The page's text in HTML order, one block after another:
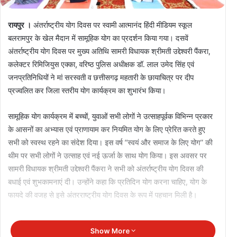
रायपुर । अंतर्राष्ट्रीय योग दिवस पर स्वामी आत्मानंद हिंदी मीडियम स्कूल
बलरामपुर के खेल मैदान में सामूहिक योग का प्रदर्शन किया गया। दसवें
अंतर्राष्ट्रीय योग दिवस पर मुख्य अतिथि सामरी विधायक श्रीमती उद्देश्वरी पैंकरा,
कलेक्टर रिमिजियुस एक्का, वरिष्ठ पुलिस अधीक्षक डॉ. लाल उमेद सिंह एवं
जनप्रतिनिधियों ने मां सरस्वती व छत्तीसगढ़ महतारी के छायाचित्र पर दीप
प्रज्वलित कर जिला स्तरीय योग कार्यक्रम का शुभारंभ किया।
सामूहिक योग कार्यक्रम में बच्चों, युवाओं सभी लोगों ने उत्साहपूर्वक विभिन्न प्रकार
के आसनों का अभ्यास एवं प्राणायाम कर नियमित योग के लिए प्रेरित करते हुए
सभी को स्वस्थ रहने का संदेश दिया। इस वर्ष ‘‘स्वयं और समाज के लिए योग’’ की
थीम पर सभी लोगों ने उत्साह एवं नई ऊर्जा के साथ योग किया। इस अवसर पर
सामरी विधायक श्रीमती उद्देश्वरी पैंकरा ने सभी को अंतर्राष्ट्रीय योग दिवस की
बधाई एवं शुभकामनाएं दी। उन्होंने कहा कि प्रतिदिन योग करना चाहिए, योग के
फायदे की वजह से इसे अंतरराष्ट्रीय योग दिवस के रूप में पहचान मिली है।
Show More